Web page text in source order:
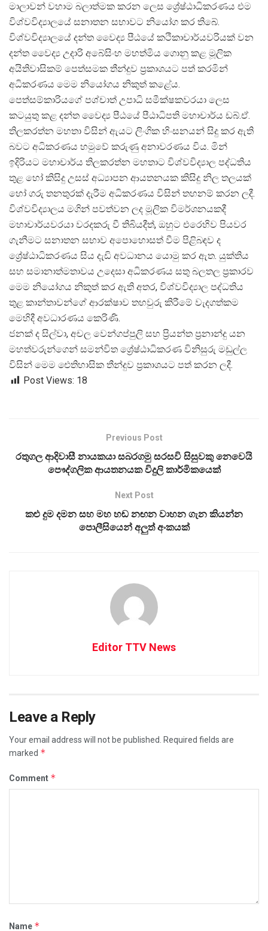
මාලාවන් වහාම බලාත්මක කරන ලෙස ශ්රේෂ්ඨාධිකරණය එම
විශ්වවිද්යාලයේ සනාතන සභාවට නියෝග කර තිබේ.
විශ්වවිද්යාලයේ දන්ත වෛද් ය පීඨයේ කථිකාචාර්යවරියක් වන
දන්ත වෛද් ය උදාරි අබේසිංහ මහත්මිය ගොනු කළ මූලික
අයිතිවාසිකම් පෙත්සමක තීන්දුව ප්රකාශයට පත් කරමින්
අධිකරණය මෙම නියෝගය නිකුත් කළේය.
පෙත්සම්කාරියගේ පශ්චාත් උපාධි සමීක්ෂකවරයා ලෙස
කටයුතු කළ දන්ත වෛද් ය පීඨයේ පීඨාධිපති මහාචාර්ය ඩබ්.ඒ.
තිලකරත්න මහතා විසින් ඇයට ලිංගික හිංසනයන් සිදු කර ඇති
බවට අධිකරණය හමුවේ කරුණු අනාවරණය විය. මින්
ඉදිරියට මහාචාර්ය තිලකරත්න මහතාට විශ්වවිද්යාල පද්ධතිය
තුළ හෝ කිසිදු උසස් අධ්යාපන ආයතනයක කිසිදු නිල තලයක්
හෝ ගරු තනතුරක් දැරීම අධිකරණය විසින් තහනම් කරන ලදී.
විශ්වවිද්යාලය මගින් පවත්වන ලද මූලික විමර්ශනයකදී
මහාචාර්යවරයා වරදකරු වී තිබියදීත්, ඔහුට එරෙහිව පියවර
ගැනීමට සනාතන සභාව අපොහොසත් වීම පිළිබඳව ද
ශ්රේෂ්ඨාධිකරණය සිය දැඩි අවධානය යොමු කර ඇත. යුක්තිය
සහ සමානාත්මතාවය උදෙසා අධිකරණය සතු බලතල ප්රකාරව
මෙම නියෝගය නිකුත් කර ඇති අතර, විශ්වවිද්යාල පද්ධතිය
තුළ කාන්තාවන්ගේ ආරක්ෂාව තහවුරු කිරීමේ වැදගත්කම
මෙහිදී අවධාරණය කෙරිණි.
ජනක් ද සිල්වා, අචල වෙන්ගප්පුලි සහ ප්රියන්ත ප්රනාන්දු යන
මහත්වරුන්ගෙන් සමන්විත ශ්රේෂ්ඨාධිකරණ විනිසුරු මඩුල්ල
විසින් මෙම ඓතිහාසික තීන්දුව ප්රකාශයට පත් කරන ලදී.
Post Views: 18
Previous Post
රතුගල ආදිවාසී නායකයා සබරගමු සරසවි සිසුවකු නෙවෙයි
පෞද්ගලික ආයතනයක විදුලි කාර්මිකයෙක්
Next Post
කළු දුම දමන සහ මහ හඬ නඟන වාහන ගැන කියන්න
පොලීසියෙන් අලුත් අංකයක්
Editor TTV News
Leave a Reply
Your email address will not be published. Required fields are
marked *
Comment *
Name *